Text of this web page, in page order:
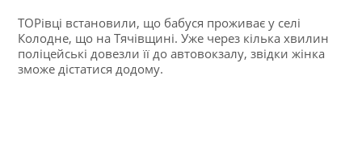
ТОРівці встановили, що бабуся проживає у селі
Колодне, що на Тячівщині. Уже через кілька хвилин
поліцейські довезли її до автовокзалу, звідки жінка
зможе дістатися додому.